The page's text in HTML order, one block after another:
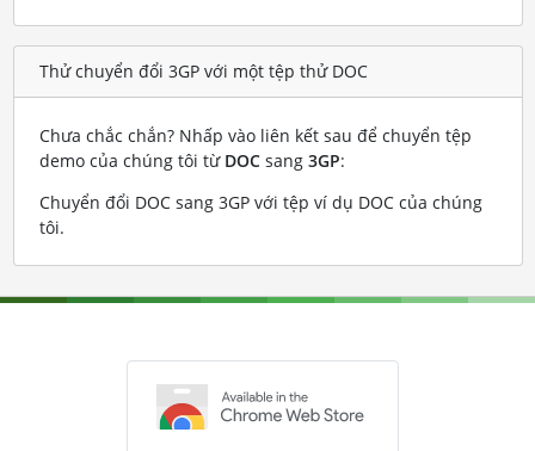
Thử chuyển đổi 3GP với một tệp thử DOC
Chưa chắc chắn? Nhấp vào liên kết sau để chuyển tệp
demo của chúng tôi từ DOCsang 3GP:
Chuyển đổi DOC sang 3GP với tệp ví dụ DOC của chúng
tôi.